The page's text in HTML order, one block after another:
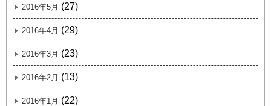
2016年5月 (27)
2016年4月 (29)
2016年3月 (23)
2016年2月 (13)
2016年1月 (22)